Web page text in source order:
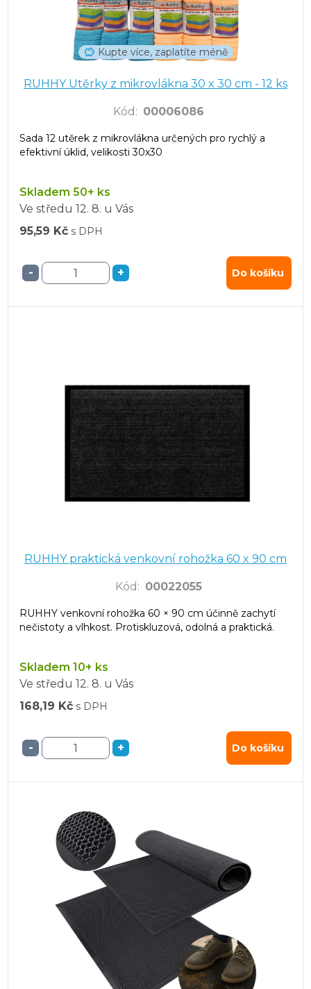
Kupte více, zaplatíte méně
RUHHY Utěrky z mikrovlákna 30 x 30 cm - 12 ks
Kód : 00006086
Sada 12 utěrek z mikrovlákna určených pro rychlý a
efektivní úklid, velikosti 30x30
Skladem 50+ ks
Ve středu 12. 8. u Vás
95,59 Kč s DPH
- + Do košíku
RUHHY praktická venkovní rohožka 60 x 90 cm
Kód : 00022055
RUHHY venkovní rohožka 60 × 90 cm účinně zachytí
nečistoty a vlhkost. Protiskluzová, odolná a praktická.
Skladem 10+ ks
Ve středu 12. 8. u Vás
168,19 Kč s DPH
- + Do košíku